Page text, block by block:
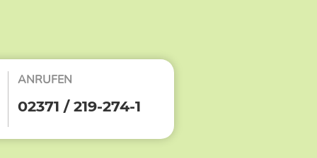
ANRUFEN
02371 / 219-274-1